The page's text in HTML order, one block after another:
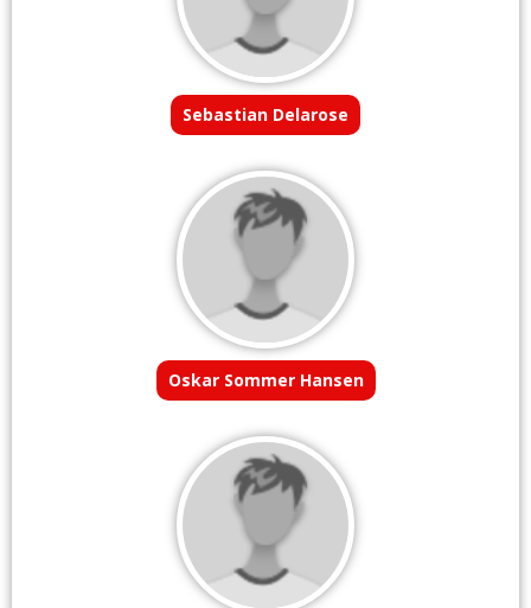
Sebastian Delarose
Oskar Sommer Hansen